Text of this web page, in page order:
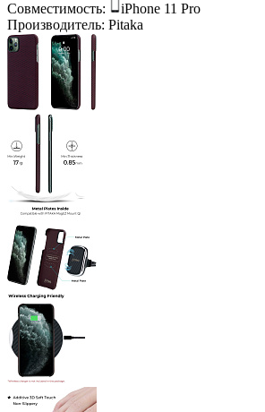
Совместимость:
iPhone 11 Pro
Производитель: Pitaka